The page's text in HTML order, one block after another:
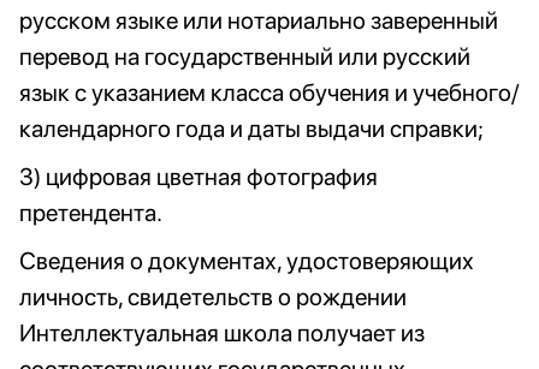
русском языке или нотариально заверенный
перевод на государственный или русский
язык с указанием класса обучения и учебного/
календарного года и даты выдачи справки;
3) цифровая цветная фотография
претендента.
Сведения о документах, удостоверяющих
личность, свидетельств о рождении
Интеллектуальная школа получает из